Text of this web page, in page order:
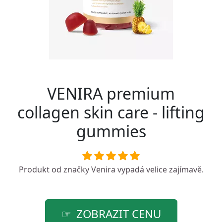
VENIRA premium
collagen skin care - lifting
gummies
Produkt od značkyVenira vypadá velice zajímavě.
ZOBRAZIT CENU